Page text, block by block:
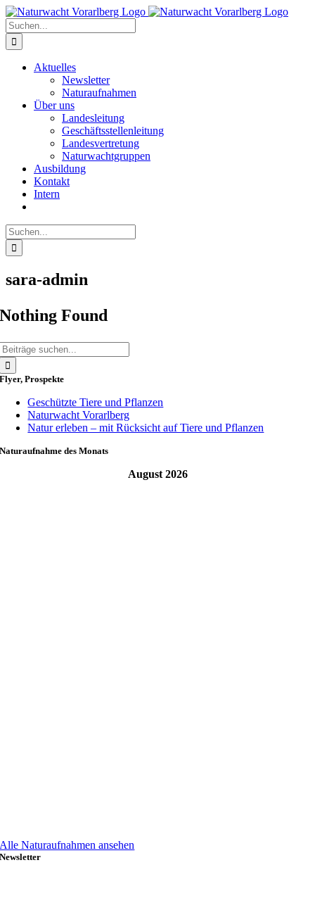
Zum
Inhalt
springen
Suche
nach:
Aktuelles
Newsletter
Naturaufnahmen
Über uns
Landesleitung
Geschäftsstellenleitung
Landesvertretung
Naturwachtgruppen
Ausbildung
Kontakt
Intern
Suche
nach:
sara-admin
Nothing Found
Flyer, Prospekte
Geschützte Tiere und Pflanzen
Naturwacht Vorarlberg
Natur erleben – mit Rücksicht auf Tiere und Pflanzen
Naturaufnahme des Monats
August 2026
Alle Naturaufnahmen ansehen
Newsletter